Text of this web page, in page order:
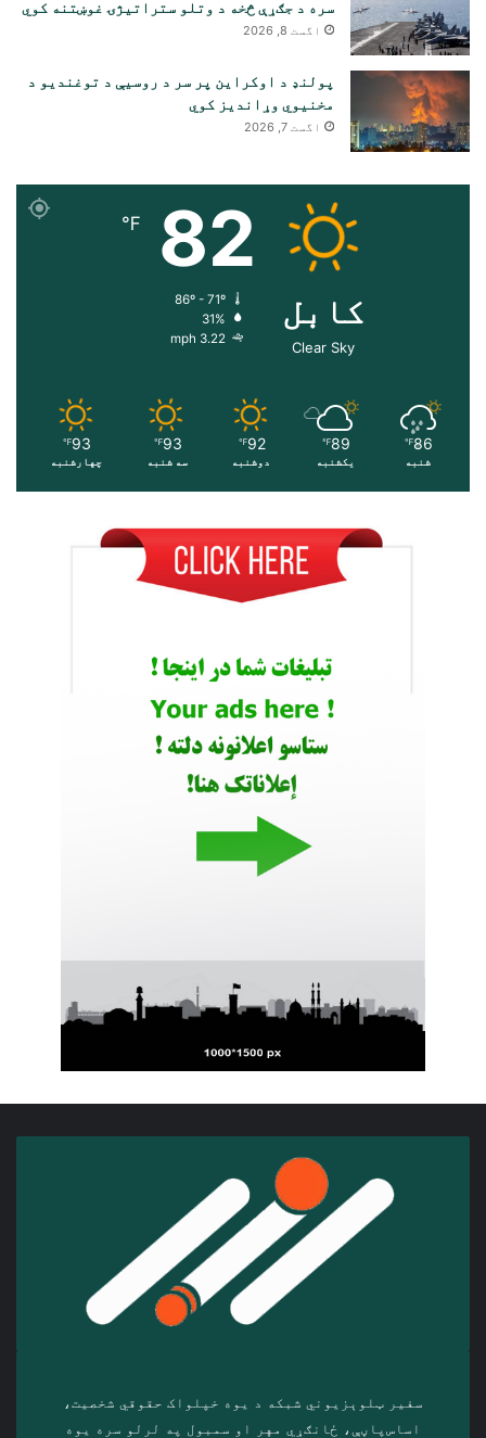
سره د جګړې څخه د وتلو ستراتیژۍ غوښتنه کوي
اگست 8, 2026
پولنډ د اوکراین پر سر د روسیې د توغندیو د
مخنیوي وړاندیز کوي
اگست 7, 2026
کابل
Clear Sky
82
℉
31%
3.22 mph
86
℉
شنبه
89
℉
یکشنبه
92
℉
دوشنبه
93
℉
سه شنبه
93
℉
چهارشنبه
سفیر ټلوېزیوني شبکه د‎ یوه خپلواک حقوقي شخصیت،
اساس‌پاڼې، ځانګړي مهر او سمبول په لرلو سره ‎یوه